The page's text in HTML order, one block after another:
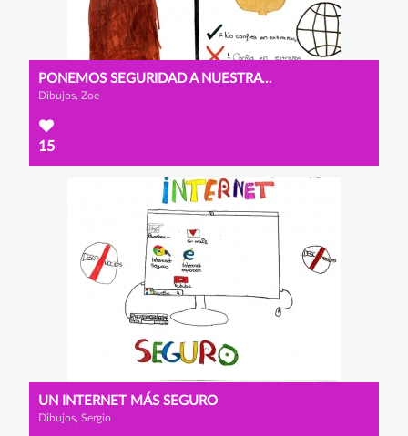
PONEMOS SEGURIDAD A NUESTRA VIDA
Dibujos, Zoe
15
UN INTERNET MÁS SEGURO
Dibujos, Sergio